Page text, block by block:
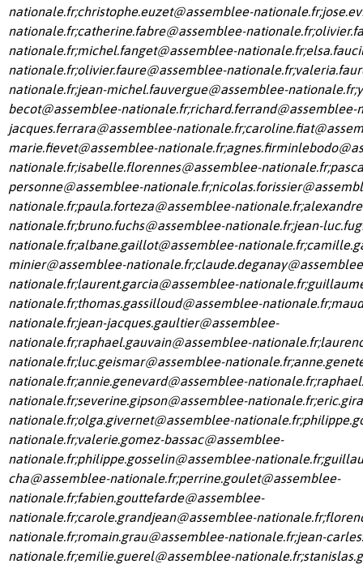
nationale.fr;christophe.euzet@assemblee-nationale.fr;
nationale.fr;catherine.fabre@assemblee-nationale.fr;
nationale.fr;michel.fanget@assemblee-nationale.fr;
nationale.fr;olivier.faure@assemblee-nationale.fr;
nationale.fr;jean-michel.fauvergue@assemblee-nationale.fr;
becot@assemblee-nationale.fr;richard.ferrand@assemblee-
jacques.ferrara@assemblee-nationale.fr;
marie.fievet@assemblee-nationale.fr;
nationale.fr;isabelle.florennes@assemblee-nationale.fr;
personne@assemblee-nationale.fr;
nationale.fr;paula.forteza@assemblee-nationale.fr;
nationale.fr;bruno.fuchs@assemblee-nationale.fr;jean-
nationale.fr;albane.gaillot@assemblee-nationale.fr;
minier@assemblee-nationale.fr;
nationale.fr;laurent.garcia@assemblee-nationale.fr;
nationale.fr;thomas.gassilloud@assemblee-nationale.fr;
nationale.fr;jean-jacques.gaultier@assemblee-
nationale.fr;raphael.gauvain@assemblee-nationale.fr;
nationale.fr;luc.geismar@assemblee-nationale.fr;
nationale.fr;annie.genevard@assemblee-nationale.fr;
nationale.fr;severine.gipson@assemblee-nationale.fr;
nationale.fr;olga.givernet@assemblee-nationale.fr;
nationale.fr;valerie.gomez-bassac@assemblee-
nationale.fr;philippe.gosselin@assemblee-nationale.fr;
cha@assemblee-nationale.fr;perrine.goulet@assemblee-
nationale.fr;fabien.gouttefarde@assemblee-
nationale.fr;carole.grandjean@assemblee-nationale.fr;
nationale.fr;romain.grau@assemblee-nationale.fr;jean-
nationale.fr;emilie.guerel@assemblee-nationale.fr;